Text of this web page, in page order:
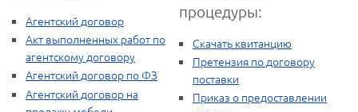
Агентский договор
Акт выполненных работ по
агентскому договору
Агентский договор по ФЗ
Агентский договор на
процедуры:
Скачать квитанцию
Претензия по договору
поставки
Приказ о предоставлении